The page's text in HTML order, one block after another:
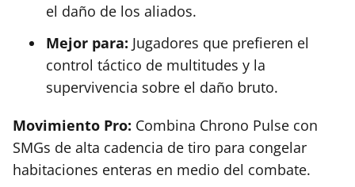
el daño de los aliados.
Mejor para: Jugadores que prefieren el
control táctico de multitudes y la
supervivencia sobre el daño bruto.
Movimiento Pro: Combina Chrono Pulse con
SMGs de alta cadencia de tiro para congelar
habitaciones enteras en medio del combate.